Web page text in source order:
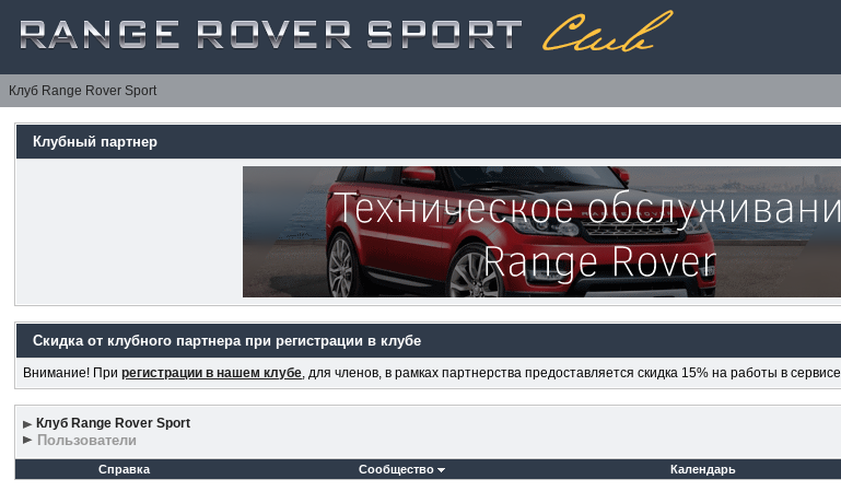
Клуб Range Rover Sport
Клубный партнер
Скидка от клубного партнера при регистрации в клубе
Внимание! Прирегистрации в нашем клубе, для членов, в рамках партнерства предоставляется скидка 15% на работы в сервисе
Клуб Range Rover Sport
Пользователи
Справка
Сообщество Календарь